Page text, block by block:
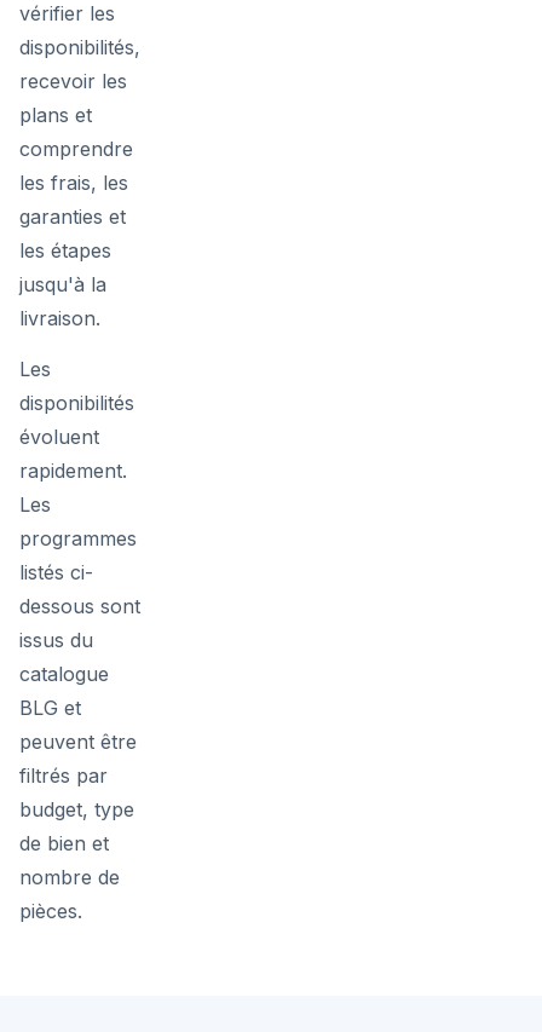
vérifier les
disponibilités,
recevoir les
plans et
comprendre
les frais, les
garanties et
les étapes
jusqu'à la
livraison.
Les
disponibilités
évoluent
rapidement.
Les
programmes
listés ci-
dessous sont
issus du
catalogue
BLG et
peuvent être
filtrés par
budget, type
de bien et
nombre de
pièces.